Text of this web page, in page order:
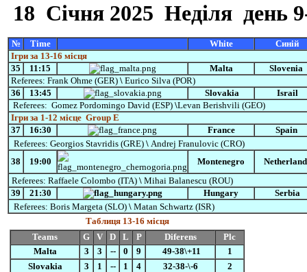
18 Cічня 2025 Неділя день
№ Time White
Синій
Ігри за 13-16 місця
35
11:15 Malta
Slovenia
Referees: Frank Ohme (GER) \ Eurico Silva (POR)
36
13:45 Slovakia
Israil
Referees: Gomez Pordomingo David (ESP) \Levan Berishvili (GEO)
Ігри за 1-12 місце Group E
37
16:30 France
Spain
Referees: Georgios Stavridis (GRE) \ Andrej Franulovic (CRO)
38
19:00 Montenegro
Referees: Raffaele Colombo (ITA) \ Mihai Balanescu (ROU)
39
21:30 Hungary
Serbia
Referees: Boris Margeta (SLO) \ Matan Schwartz (ISR)
Таблиця 13-16 місця
Teams
G V D L P Diferens
Plc
Malta
3 3 -- 0 9 49-38\+11
1
Slovakia
3 1 -- 1 4 32-38-\-6
2